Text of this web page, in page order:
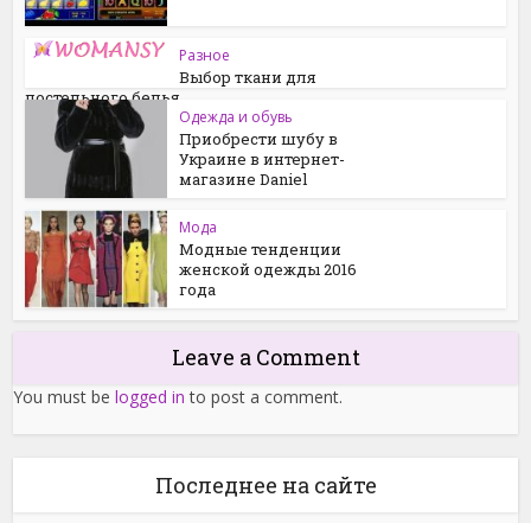
Разное
Выбор ткани для
постельного белья
Одежда и обувь
Приобрести шубу в
Украине в интернет-
магазине Daniel
Мода
Модные тенденции
женской одежды 2016
года
Leave a Comment
You must belogged in to post a comment.
Последнее на сайте